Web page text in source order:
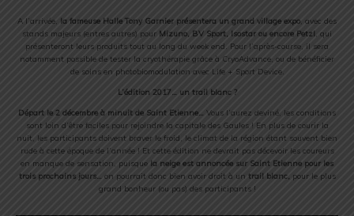
A l’arrivée, la fameuse Halle Tony Garnier présentera un grand village expo, avec des
stands majeurs (entres autres) pour Mizuno, BV Sport, Isostar ou encore Petzl , qui
présenteront leurs produits tout au long du week end. Pour l’après-course, il sera
notamment possible de tester la cryothérapie grâce à CryoAdvance, ou de bénéficier
de soins en photobiomodulation avec Life + Sport Device.
L’édition 2017… un trail blanc ?
Départ le 2 décembre à minuit de Saint Etienne… Vous l’aurez deviné, les conditions
sont loin d’être faciles pour rejoindre la capitale des Gaules ! En plus de courir la
nuit, les participants doivent braver le froid, le climat de la région étant souvent bien
rude à cette époque de l’année ! Et cette édition ne devrait pas décevoir les coureurs
en manque de sensation, puisque la neige est annoncée sur Saint Etienne pour les
trois prochains jours… on pourrait donc bien avoir droit à un trail blanc,pour le plus
grand bonheur (ou pas) des participants !